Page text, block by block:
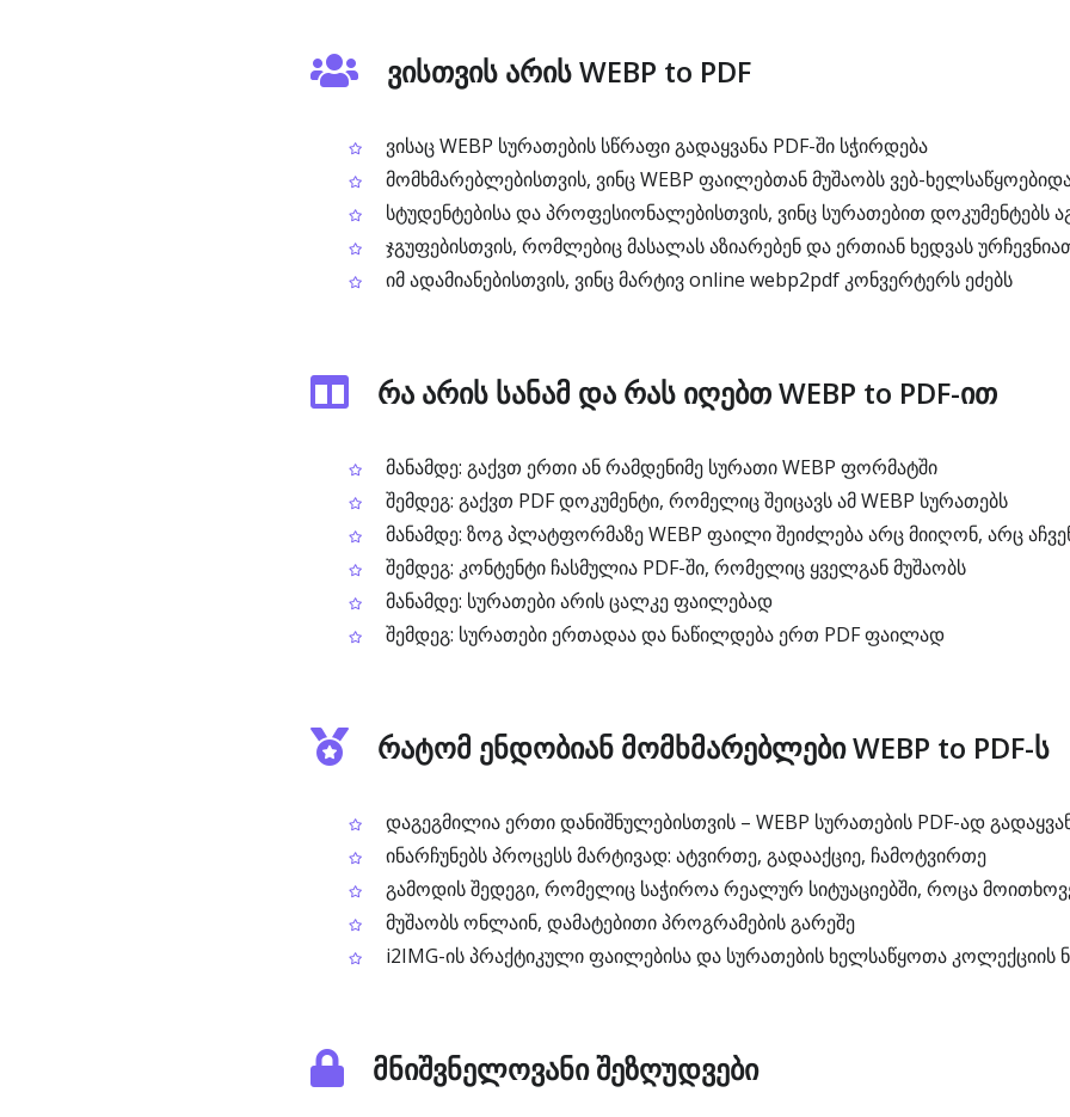
ვისთვის არის WEBP to PDF
ვისაც WEBP სურათების სწრაფი გადაყვანა PDF-ში სჭირდება
მომხმარებლებისთვის, ვინც WEBP ფაილებთან მუშაობს ვებ-
სტუდენტებისა და პროფესიონალებისთვის, ვინც სურათებით დოკუმენტებს
ჯგუფებისთვის, რომლებიც მასალას აზიარებენ და ერთიან ხედვას
იმ ადამიანებისთვის, ვინც მარტივ online webp2pdf კონვერტერს ეძებს
რა არის სანამ და რას იღებთ WEBP to PDF-ით
მანამდე: გაქვთ ერთი ან რამდენიმე სურათი WEBP ფორმატში
შემდეგ: გაქვთ PDF დოკუმენტი, რომელიც შეიცავს ამ WEBP სურათებს
მანამდე: ზოგ პლატფორმაზე WEBP ფაილი შეიძლება არც მიიღონ, არც
შემდეგ: კონტენტი ჩასმულია PDF-ში, რომელიც ყველგან მუშაობს
მანამდე: სურათები არის ცალკე ფაილებად
შემდეგ: სურათები ერთადაა და ნაწილდება ერთ PDF ფაილად
რატომ ენდობიან მომხმარებლები WEBP to PDF-ს
დაგეგმილია ერთი დანიშნულებისთვის – WEBP სურათების PDF-ად
ინარჩუნებს პროცესს მარტივად: ატვირთე, გადააქციე, ჩამოტვირთე
გამოდის შედეგი, რომელიც საჭიროა რეალურ სიტუაციებში, როცა
მუშაობს ონლაინ, დამატებითი პროგრამების გარეშე
i2IMG-ის პრაქტიკული ფაილებისა და სურათების ხელსაწყოთა კოლექციის
მნიშვნელოვანი შეზღუდვები